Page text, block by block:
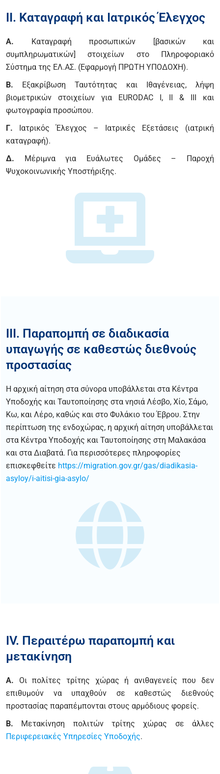
II. Καταγραφή και Ιατρικός Έλεγχος
Α.
Καταγραφή προσωπικών [βασικών και
συμπληρωματικών] στοιχείων στο Πληροφοριακό
Σύστημα της ΕΛ.ΑΣ. (Εφαρμογή ΠΡΩΤΗ ΥΠΟΔΟΧΗ).
Β. Εξακρίβωση Ταυτότητας και Ιθαγένειας, λήψη
βιομετρικών στοιχείων για EURODAC I, ΙΙ & III και
φωτογραφία προσώπου.
Γ. Ιατρικός Έλεγχος – Ιατρικές Εξετάσεις (ιατρική
καταγραφή).
Δ. Μέριμνα για Ευάλωτες Ομάδες – Παροχή
Ψυχοκοινωνικής Υποστήριξης.
III. Παραπομπή σε διαδικασία
υπαγωγής σε καθεστώς διεθνούς
προστασίας
Η αρχική αίτηση στα σύνορα υποβάλλεται στα Κέντρα
Υποδοχής και Ταυτοποίησης στα νησιά Λέσβο, Χίο, Σάμο,
Κω, και Λέρο, καθώς και στο Φυλάκιο του Έβρου. Στην
περίπτωση της ενδοχώρας, η αρχική αίτηση υποβάλλεται
στα Κέντρα Υποδοχής και Ταυτοποίησης στη Μαλακάσα
και στα Διαβατά. Για περισσότερες πληροφορίες
επισκεφθείτε https://migration.gov.gr/gas/diadikasia-
asyloy/i-aitisi-gia-asylo/
IV. Περαιτέρω παραπομπή και
μετακίνηση
A. Οι πολίτες τρίτης χώρας ή ανιθαγενείς που δεν
επιθυμούν να υπαχθούν σε καθεστώς διεθνούς
προστασίας παραπέμπονται στους αρμόδιους φορείς.
B. Μετακίνηση πολιτών τρίτης χώρας σε άλλες
Περιφερειακές Υπηρεσίες Υποδοχής.